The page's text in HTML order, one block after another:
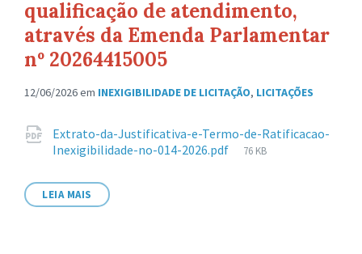
qualificação de atendimento,
através da Emenda Parlamentar
nº 20264415005
12/06/2026em INEXIGIBILIDADE DE LICITAÇÃO, LICITAÇÕES
Anexos
Extrato-da-Justificativa-e-Termo-de-Ratificacao-
Inexigibilidade-no-014-2026.pdf
Tamanho
76 KB
LEIA MAIS